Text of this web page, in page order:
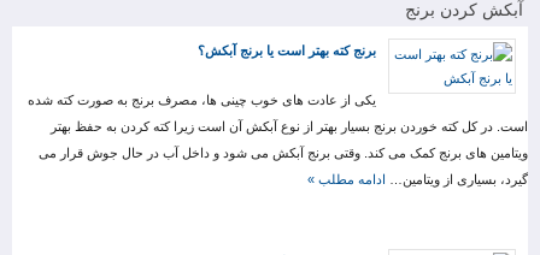
آبکش کردن برنج
برنج کته بهتر است یا برنج آبکش؟
یکی از عادت های خوب چینی ها، مصرف برنج به صورت کته شده
است. در کل کته خوردن برنج بسیار بهتر از نوع آبکش آن است زیرا کته کردن به حفظ بهتر
ویتامین های برنج کمک می کند. وقتی برنج آبکش می شود و داخل آب در حال جوش قرار می
گیرد، بسیاری از ویتامین… ادامه مطلب »